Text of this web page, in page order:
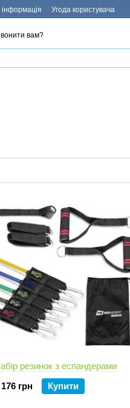
інформація Угода користувача
вам?
резинок з еспандерами
грн
Купити